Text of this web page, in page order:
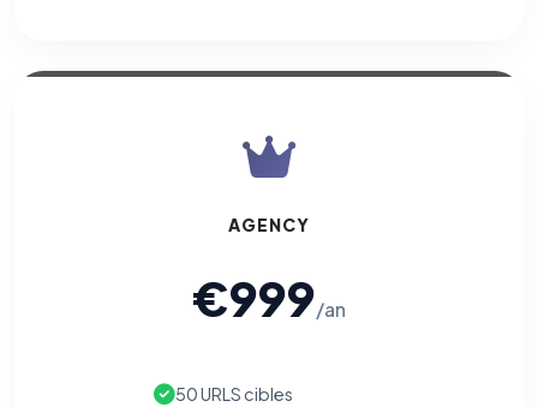
AGENCY
€999/an
50 URLS cibles